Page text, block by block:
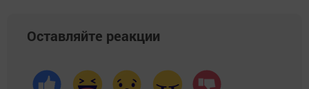
Оставляйте реакции